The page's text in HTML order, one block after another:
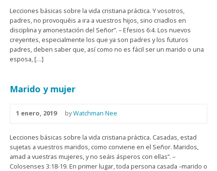
Lecciones básicas sobre la vida cristiana práctica. Y vosotros,
padres, no provoquéis a ira a vuestros hijos, sino criadlos en
disciplina y amonestación del Señor”. – Efesios 6:4. Los nuevos
creyentes, especialmente los que ya son padres y los futuros
padres, deben saber que, así como no es fácil ser un marido o una
esposa, […]
Marido y mujer
1 enero, 2019 byWatchman Nee
Lecciones básicas sobre la vida cristiana práctica. Casadas, estad
sujetas a vuestros maridos, como conviene en el Señor. Maridos,
amad a vuestras mujeres, y no seáis ásperos con ellas”. –
Colosenses 3:18-19. En primer lugar, toda persona casada –marido o